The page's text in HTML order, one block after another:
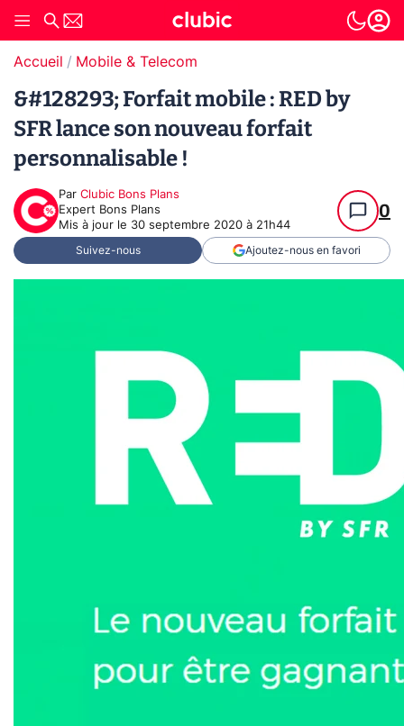
Accueil Mobile & Telecom
&#128293; Forfait mobile : RED by
SFR lance son nouveau forfait
personnalisable !
Par Clubic Bons Plans
Expert Bons Plans
Mis à jour le 30 septembre 2020 à 21h44
0
Suivez-nous Ajoutez-nous en favori